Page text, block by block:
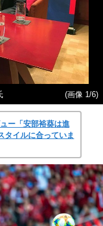
(画像 1/6)
ー「安部裕葵は進
タイルに合っていま